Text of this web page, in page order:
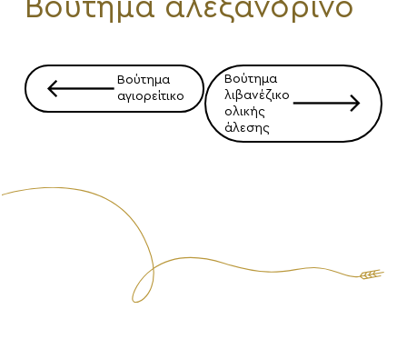
Βούτημα αλεξανδρινό
Πλοήγηση
άρθρων
🡐 Βούτημα
αγιορείτικο
Βούτημα
λιβανέζικο
ολικής
άλεσης
🡒